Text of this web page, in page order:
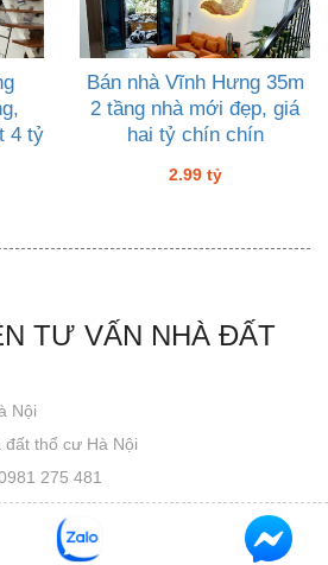
4 tỷ
Bán nhà Vĩnh Hưng 35m
2 tầng nhà mới đẹp, giá
hai tỷ chín chín
2.99 tỷ
TƯ VẤN NHÀ ĐẤT
Nội
thổ cư Hà Nội
275 481